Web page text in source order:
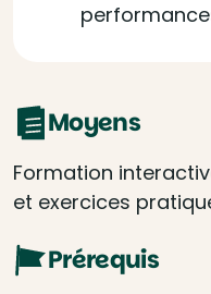
Moyens
Formation
et exercices
Prérequis